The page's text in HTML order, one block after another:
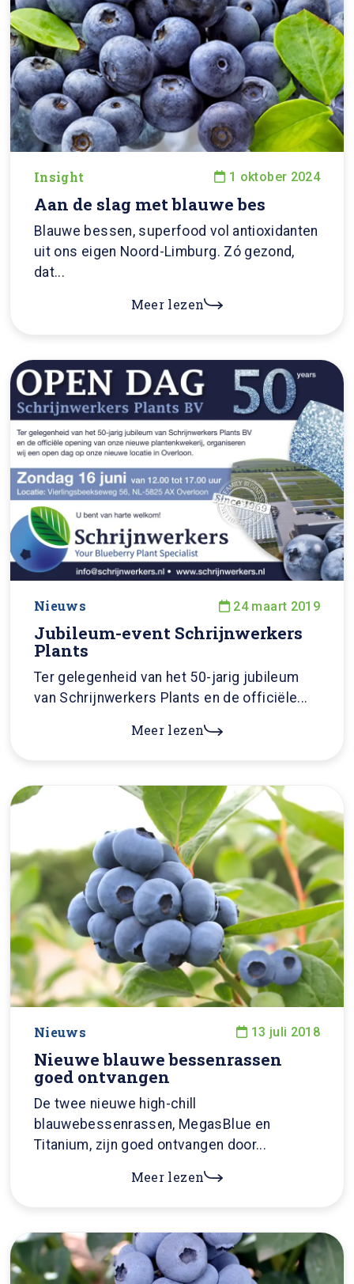
Insight 1 oktober 2024
Aan de slag met blauwe bes
Blauwe bessen, superfood vol antioxidanten
uit ons eigen Noord-Limburg. Zó gezond,
dat...
Meer lezen
Nieuws 24 maart 2019
Jubileum-event Schrijnwerkers
Plants
Ter gelegenheid van het 50-jarig jubileum
van Schrijnwerkers Plants en de officiële...
Meer lezen
Nieuws 13 juli 2018
Nieuwe blauwe bessenrassen
goed ontvangen
De twee nieuwe high-chill
blauwebessenrassen, MegasBlue en
Titanium, zijn goed ontvangen door...
Meer lezen